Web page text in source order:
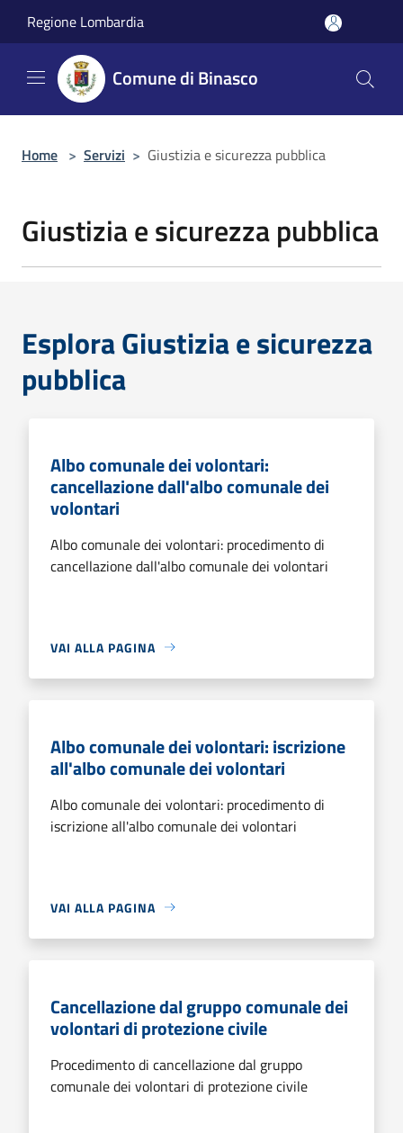
Regione Lombardia
Comune di Binasco
Home > Servizi > Giustizia e sicurezza pubblica
Giustizia e sicurezza pubblica
Esplora Giustizia e sicurezza
pubblica
Albo comunale dei volontari:
cancellazione dall'albo comunale dei
volontari
Albo comunale dei volontari: procedimento di
cancellazione dall'albo comunale dei volontari
VAI ALLA PAGINA
Albo comunale dei volontari: iscrizione
all'albo comunale dei volontari
Albo comunale dei volontari: procedimento di
iscrizione all'albo comunale dei volontari
VAI ALLA PAGINA
Cancellazione dal gruppo comunale dei
volontari di protezione civile
Procedimento di cancellazione dal gruppo
comunale dei volontari di protezione civile